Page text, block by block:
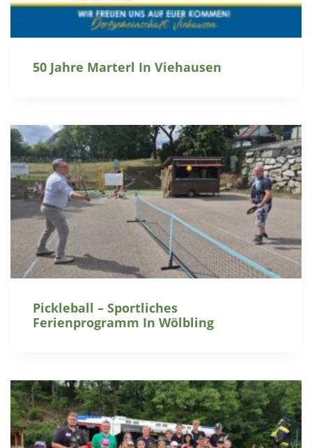
50 Jahre Marterl In Viehausen
Pickleball – Sportliches
Ferienprogramm In Wölbling